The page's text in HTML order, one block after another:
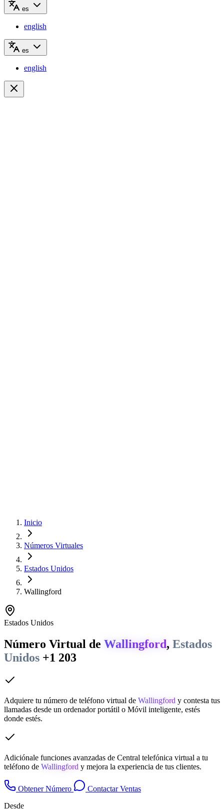
es
english
es
english
Inicio
Números Virtuales
Estados Unidos
Wallingford
Estados Unidos
Número Virtual de Wallingford, Estados
Unidos +1 203
Adquiere tu número de teléfono virtual de Wallingford y contesta tus
llamadas desde un ordenador portátil o Móvil inteligente, estés
donde estés.
Adiciónale funciones avanzadas de Central telefónica virtual a tu
teléfono de Wallingford y mejora la experiencia de tus clientes.
Obtener Número
Contactar Ventas
Desde